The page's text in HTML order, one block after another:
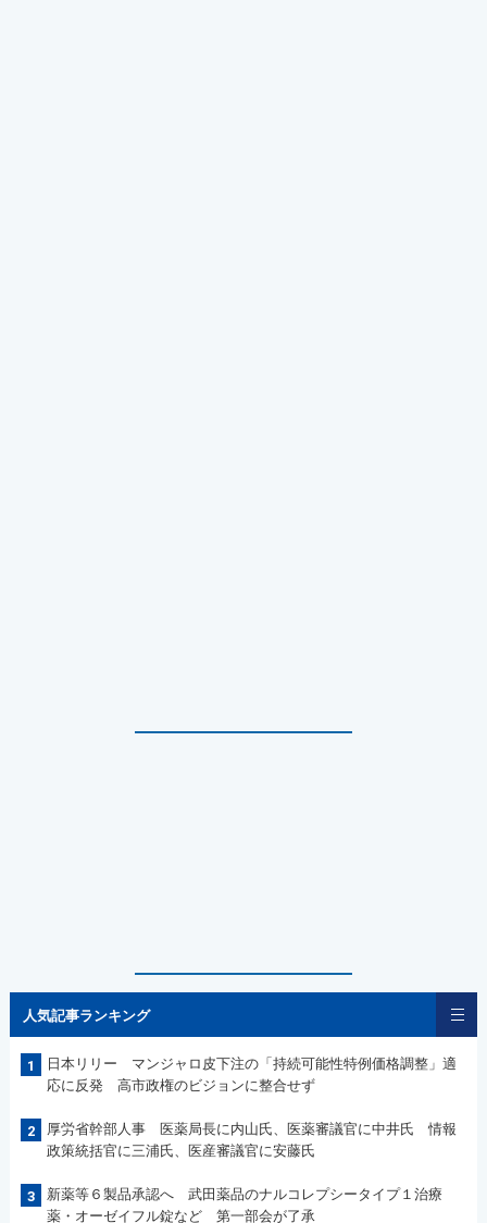
人気記事ランキング
1
日本リリー マンジャロ皮下注の「持続可能性特例価格調整」適
応に反発 高市政権のビジョンに整合せず
2
厚労省幹部人事 医薬局長に内山氏、医薬審議官に中井氏 情報
政策統括官に三浦氏、医産審議官に安藤氏
3
新薬等６製品承認へ 武田薬品のナルコレプシータイプ１治療
薬・オーゼイフル錠など 第一部会が了承